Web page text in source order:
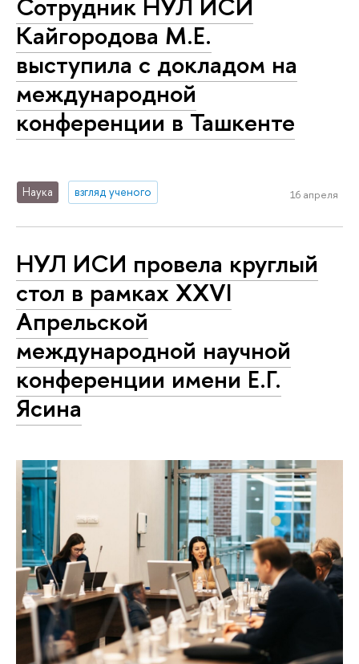
Кайгородова М.Е.
выступила с докладом на
международной
конференции в Ташкенте
Наука взгляд ученого 16 апреля
НУЛ ИСИ провела круглый
стол в рамках XXVI
Апрельской
международной научной
конференции имени Е.Г.
Ясина